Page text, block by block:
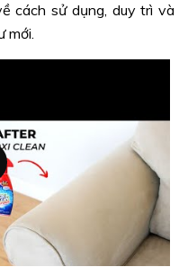
cách sử dụng, duy trì và
mới.